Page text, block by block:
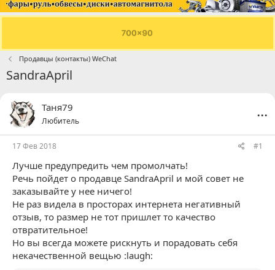
Продавцы (контакты) WeChat
SandraApril
Таня79
Любитель
...
17 Фев 2018 #1
Лучше предупредить чем промолчать!
Речь пойдет о продавце SandraApril и мой совет не
заказывайте у нее ничего!
Не раз видела в просторах интернета негативный
отзыв, то размер не тот пришлет то качество
отвратительное!
Но вы всегда можете рискнуть и порадовать себя
некачественной вещью :laugh: